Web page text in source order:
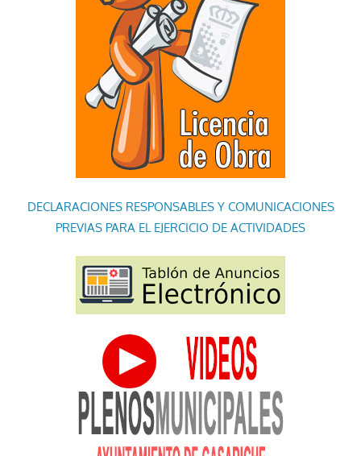
DECLARACIONES RESPONSABLES Y COMUNICACIONES
PREVIAS PARA EL EJERCICIO DE ACTIVIDADES